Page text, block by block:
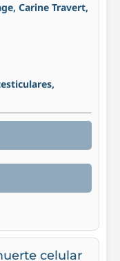
Carine Travert,
celular